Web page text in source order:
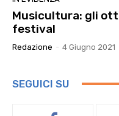
Musicultura: gli
festival
Redazione - 4 Giugno 2021
SEGUICI SU